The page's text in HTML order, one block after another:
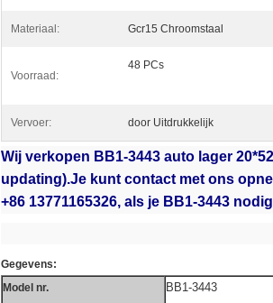
Materiaal: Gcr15 Chroomstaal
Voorraad:
48 PCs
Vervoer: door Uitdrukkelijk
Wij verkopen BB1-3443 auto lager
updating).Je kunt contact met ons
+86 13771165326, als je BB1-3443
Gegevens:
Model nr.
BB1-3443